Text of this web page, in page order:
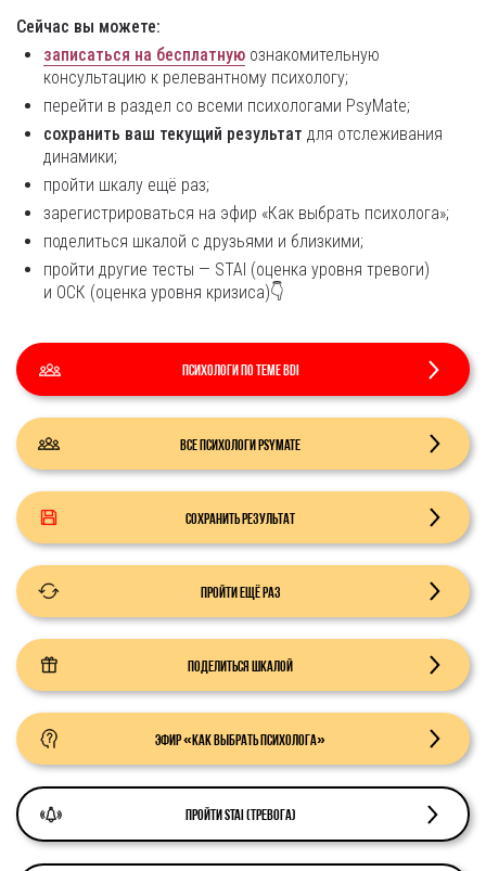
Сейчас вы можете:
записаться на бесплатную ознакомительную
консультацию к релевантному психологу;
перейти в раздел со всеми психологами PsyMate;
сохранить ваш текущий результат для отслеживания
динамики;
пройти шкалу ещё раз;
зарегистрироваться на эфир «Как выбрать психолога»;
поделиться шкалой с друзьями и близкими;
пройти другие тесты — STAI (оценка уровня тревоги)
и ОСК (оценка уровня кризиса)👇
Психологи по теме BDI
Все психологи PsyMate
Сохранить результат
Пройти ещё раз
Поделиться шкалой
Эфир «Как выбрать психолога»
Пройти STAI (тревога)